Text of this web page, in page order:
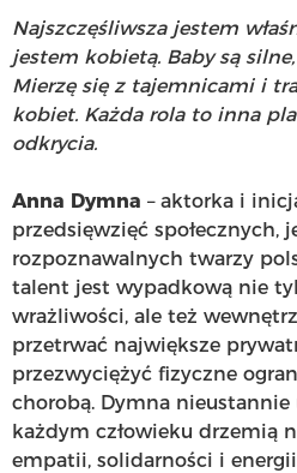
Najszczęśliwsza jestem
jestem kobietą. Baby są
Mierzę się z tajemnicami i
kobiet. Każda rola to inna
odkrycia.
Anna Dymna – aktorka i
przedsięwzięć społecznych,
rozpoznawalnych twarzy
talent jest wypadkową nie
wrażliwości, ale też
przetrwać największe
przezwyciężyć fizyczne
chorobą. Dymna nieustannie
każdym człowieku drzemią
empatii, solidarności i